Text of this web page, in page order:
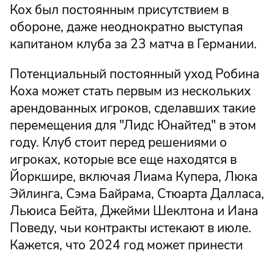
Кох был постоянным присутствием в
обороне, даже неоднократно выступая
капитаном клуба за 23 матча в Германии.
Потенциальный постоянный уход Робина
Коха может стать первым из нескольких
арендованных игроков, сделавших такие
перемещения для "Лидс Юнайтед" в этом
году. Клуб стоит перед решениями о
игроках, которые все еще находятся в
Йоркшире, включая Лиама Купера, Люка
Эйлинга, Сэма Байрама, Стюарта Далласа,
Льюиса Бейта, Джейми Шеклтона и Иана
Поведу, чьи контракты истекают в июле.
Кажется, что 2024 год может принести